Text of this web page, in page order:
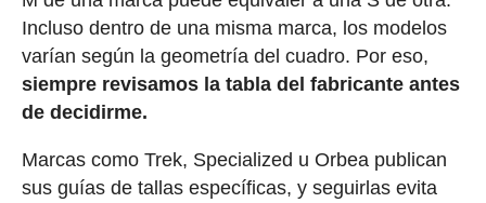
Incluso dentro de una misma marca, los modelos
varían según la geometría del cuadro. Por eso,
siempre revisamos la tabla del fabricante antes
de decidirme.
Marcas como Trek, Specialized u Orbea publican
sus guías de tallas específicas, y seguirlas evita